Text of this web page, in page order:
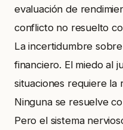
evaluación de
conflicto no resuelto
La incertidumbre
financiero. El miedo al
situaciones requiere la
Ninguna se resuelve
Pero el sistema